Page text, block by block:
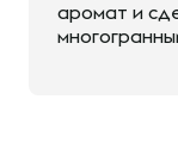
аромат и